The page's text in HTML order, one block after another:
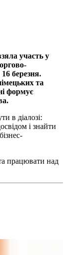
участь у
березня.
та
формує
в діалозі:
і знайти
працювати над